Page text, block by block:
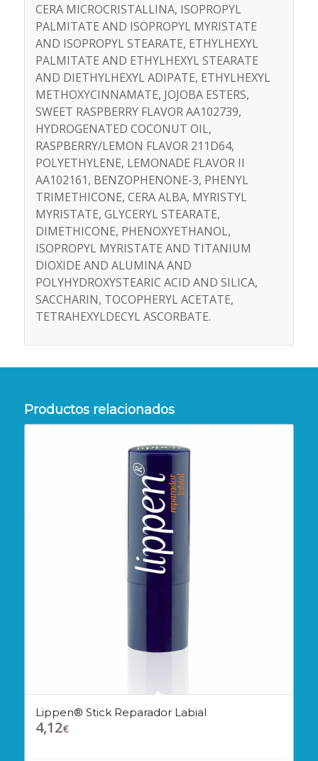
CERA MICROCRISTALLINA, ISOPROPYL
PALMITATE AND ISOPROPYL MYRISTATE
AND ISOPROPYL STEARATE, ETHYLHEXYL
PALMITATE AND ETHYLHEXYL STEARATE
AND DIETHYLHEXYL ADIPATE, ETHYLHEXYL
METHOXYCINNAMATE, JOJOBA ESTERS,
SWEET RASPBERRY FLAVOR AA102739,
HYDROGENATED COCONUT OIL,
RASPBERRY/LEMON FLAVOR 211D64,
POLYETHYLENE, LEMONADE FLAVOR II
AA102161, BENZOPHENONE-3, PHENYL
TRIMETHICONE, CERA ALBA, MYRISTYL
MYRISTATE, GLYCERYL STEARATE,
DIMETHICONE, PHENOXYETHANOL,
ISOPROPYL MYRISTATE AND TITANIUM
DIOXIDE AND ALUMINA AND
POLYHYDROXYSTEARIC ACID AND SILICA,
SACCHARIN, TOCOPHERYL ACETATE,
TETRAHEXYLDECYL ASCORBATE.
Productos relacionados
Lippen® Stick Reparador Labial
4,12€